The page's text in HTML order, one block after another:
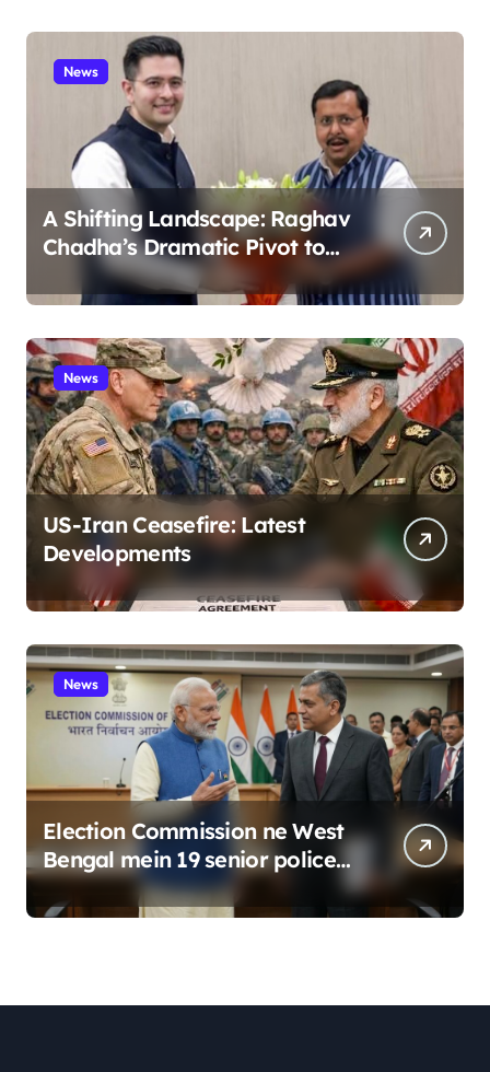
News
A Shifting Landscape: Raghav
Chadha’s Dramatic Pivot to
the BJP
News
US-Iran Ceasefire: Latest
Developments
News
Election Commission ne West
Bengal mein 19 senior police
officers ka bada reshuffle
kiya